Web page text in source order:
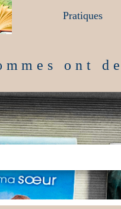
Pratiques
ont